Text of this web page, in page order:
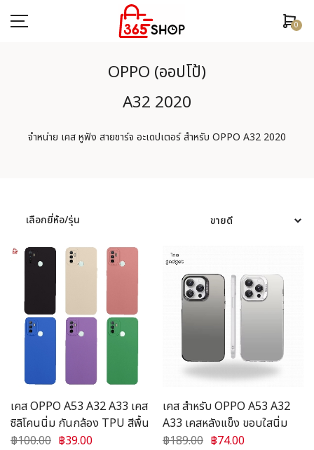
0
หน้าหลัก
อุปกรณ์สมาร์ทวอช
หูฟัง/สมอลทอร์ค
อุปกรณ์ชาร์จ
อุปกรณ์ในรถยนต์
สมาชิก
OPPO (ออปโป้)
A32 2020
จำหน่าย เคส หูฟัง สายชาร์จ อะเดปเตอร์ สำหรับ OPPO A32 2020
เลือกยี่ห้อ/รุ่น
เคส OPPO A53 A32 A33 เคส
ซิลิโคนนิ่ม กันกล้อง TPU สีพื้น
฿100.00 ฿39.00
เคส สำหรับ OPPO A53 A32
A33 เคสหลังแข็ง ขอบใสนิ่ม
฿189.00 ฿74.00